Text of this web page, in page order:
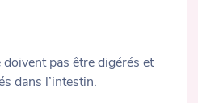
pas être digérés et
dans l’intestin.